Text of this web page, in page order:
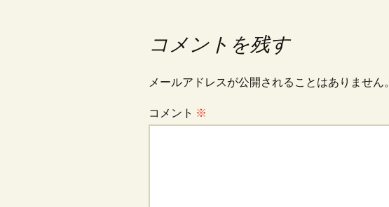
コメントを残す
メールアドレスが公開されることはありません。
コメント ※